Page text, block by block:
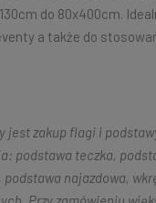
do 80x400cm.
a także do
jest zakup flagi i
podstawa teczka,
podstawa najazdowa,